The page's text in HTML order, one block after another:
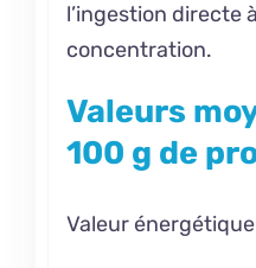
l’ingestion directe
concentration.
Valeurs
100 g de
Valeur